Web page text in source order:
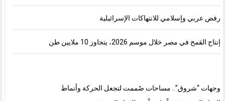
رفض عربي وإسلامي للانتهاكات الإسرائيلية
إنتاج القمح في مصر خلال موسم 2026، يتجاوز 10 ملايين طن
وجهات “شروق”.. مساحات صُممت لتجعل الحركة وأنماط